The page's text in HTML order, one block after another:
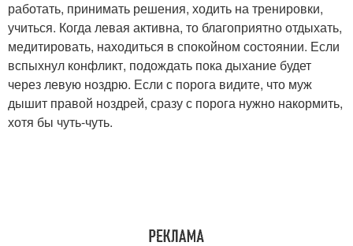
работать, принимать решения, ходить на тренировки,
учиться. Когда левая активна, то благоприятно отдыхать,
медитировать, находиться в спокойном состоянии. Если
вспыхнул конфликт, подождать пока дыхание будет
через левую ноздрю. Если с порога видите, что муж
дышит правой ноздрей, сразу с порога нужно накормить,
хотя бы чуть-чуть.